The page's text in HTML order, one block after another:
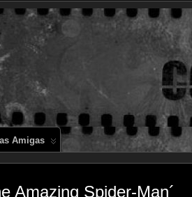
Amigas
Amazing Spider-Man´